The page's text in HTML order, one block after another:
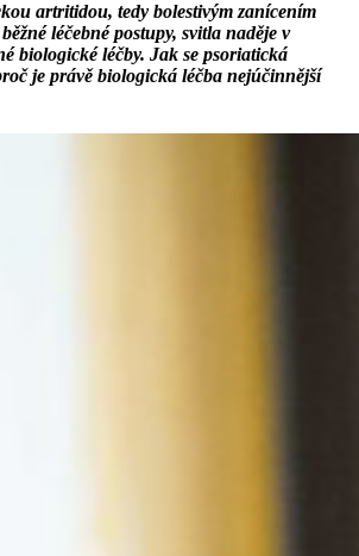
artritidou, tedy bolestivým zanícením
léčebné postupy, svitla naděje v
biologické léčby. Jak se psoriatická
je právě biologická léčba nejúčinnější